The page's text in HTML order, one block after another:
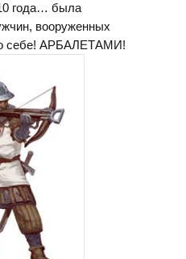
года… была
вооруженных
себе! АРБАЛЕТАМИ!